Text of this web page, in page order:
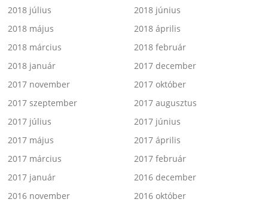
2018 július
2018 június
2018 május
2018 április
2018 március
2018 február
2018 január
2017 december
2017 november
2017 október
2017 szeptember
2017 augusztus
2017 július
2017 június
2017 május
2017 április
2017 március
2017 február
2017 január
2016 december
2016 november
2016 október